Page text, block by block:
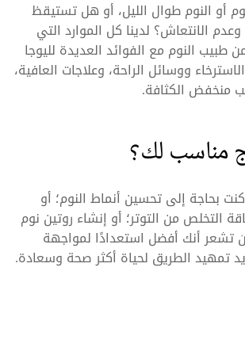
أو النوم طوال الليل، أو هل تستيقظ
وعدم الانتعاش؟ لدينا كل الموارد التي
طبيب النوم مع الفوائد العديدة لليوجا
ووسائل الراحة، وعلاجات العافية،
منخفض الكثافة.
مناسب لك؟
بحاجة إلى تحسين أنماط النوم؛ أو
التخلص من التوتر؛ أو إنشاء روتين نوم
تشعر أنك أفضل استعدادًا لمواجهة
تمهيد الطريق لحياة أكثر صحة وسعادة.